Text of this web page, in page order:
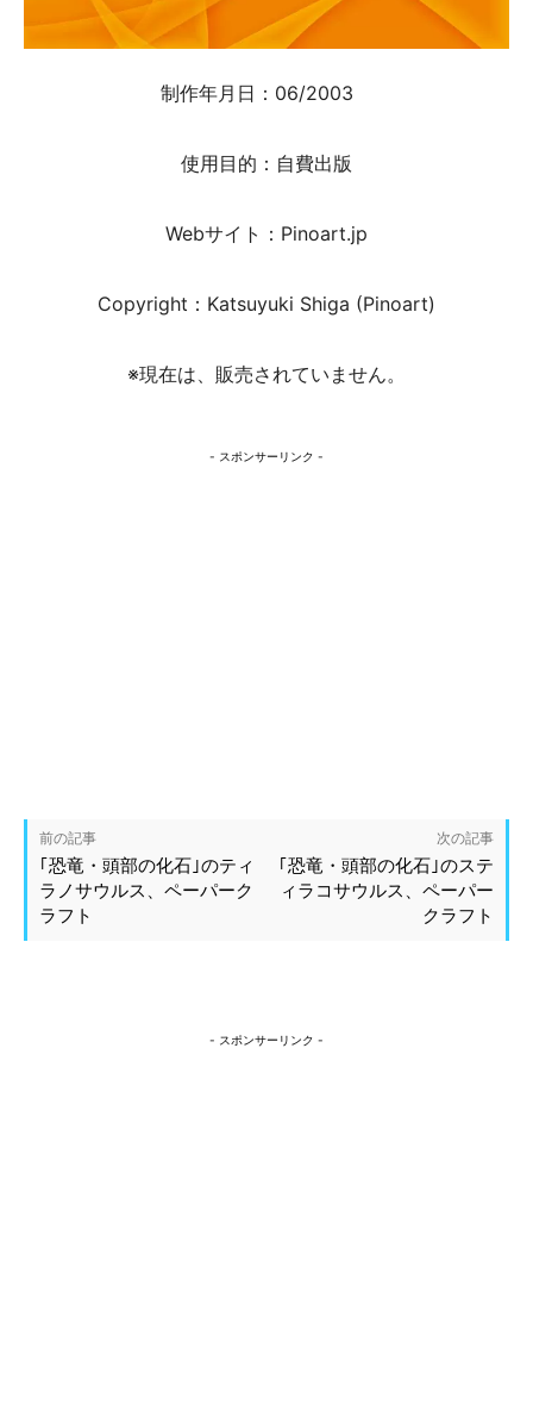
制作年月日：06/2003
使用目的：自費出版
Webサイト：Pinoart.jp
Copyright：Katsuyuki Shiga (Pinoart)
※現在は、販売されていません。
- スポンサーリンク -
前の記事
｢恐竜・頭部の化石｣のティ
ラノサウルス、ペーパーク
ラフト
次の記事
｢恐竜・頭部の化石｣のステ
ィラコサウルス、ペーパー
クラフト
- スポンサーリンク -